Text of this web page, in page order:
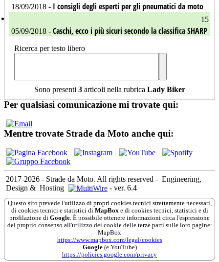
18/09/2018 - I consigli degli esperti per gli pneumatici da moto
15
05/09/2018 - Caschi, ecco i più sicuri secondo la classifica SHARP
Ricerca per testo libero
Sono presenti 3articoli nella rubrica Lady Biker
Per qualsiasi comunicazione mi trovate qui:
Mentre trovate Strade da Moto anche qui:
2017-2026 - Strade da Moto. All rights reserved - Engineering,
Design & Hosting - ver. 6.4
Questo sito prevede l'utilizzo di propri cookies tecnici strettamente necessari,
di cookies tecnici e statistici di MapBoxe di cookies tecnici, statistici e di
profilazione di Google. È possibile ottenere informazioni circa l'espressione
del proprio consenso all'utilizzo dei cookie delle terze parti sulle loro pagine:
MapBox
https://www.mapbox.com/legal/cookies
Google(e YouTube)
https://policies.google.com/privacy